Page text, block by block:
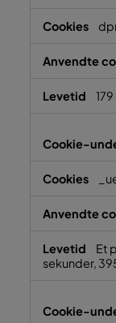
Et
sekunder,